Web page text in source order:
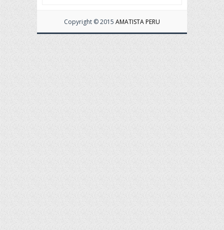
Copyright © 2015 AMATISTA PERU